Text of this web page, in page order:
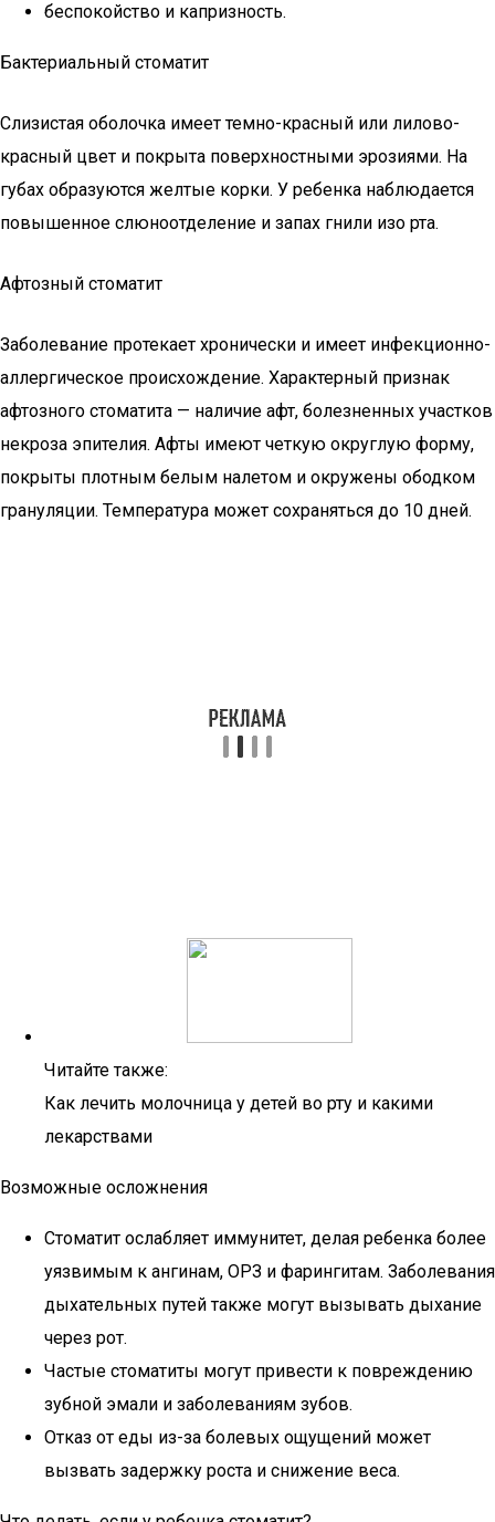
беспокойство и капризность.
Бактериальный стоматит
Слизистая оболочка имеет темно-красный или лилово-
красный цвет и покрыта поверхностными эрозиями. На
губах образуются желтые корки. У ребенка наблюдается
повышенное слюноотделение и запах гнили изо рта.
Афтозный стоматит
Заболевание протекает хронически и имеет инфекционно-
аллергическое происхождение. Характерный признак
афтозного стоматита — наличие афт, болезненных участков
некроза эпителия. Афты имеют четкую округлую форму,
покрыты плотным белым налетом и окружены ободком
грануляции. Температура может сохраняться до 10 дней.
Читайте также:
Как лечить молочница у детей во рту и какими
лекарствами
Возможные осложнения
Стоматит ослабляет иммунитет, делая ребенка более
уязвимым к ангинам, ОРЗ и фарингитам. Заболевания
дыхательных путей также могут вызывать дыхание
через рот.
Частые стоматиты могут привести к повреждению
зубной эмали и заболеваниям зубов.
Отказ от еды из-за болевых ощущений может
вызвать задержку роста и снижение веса.